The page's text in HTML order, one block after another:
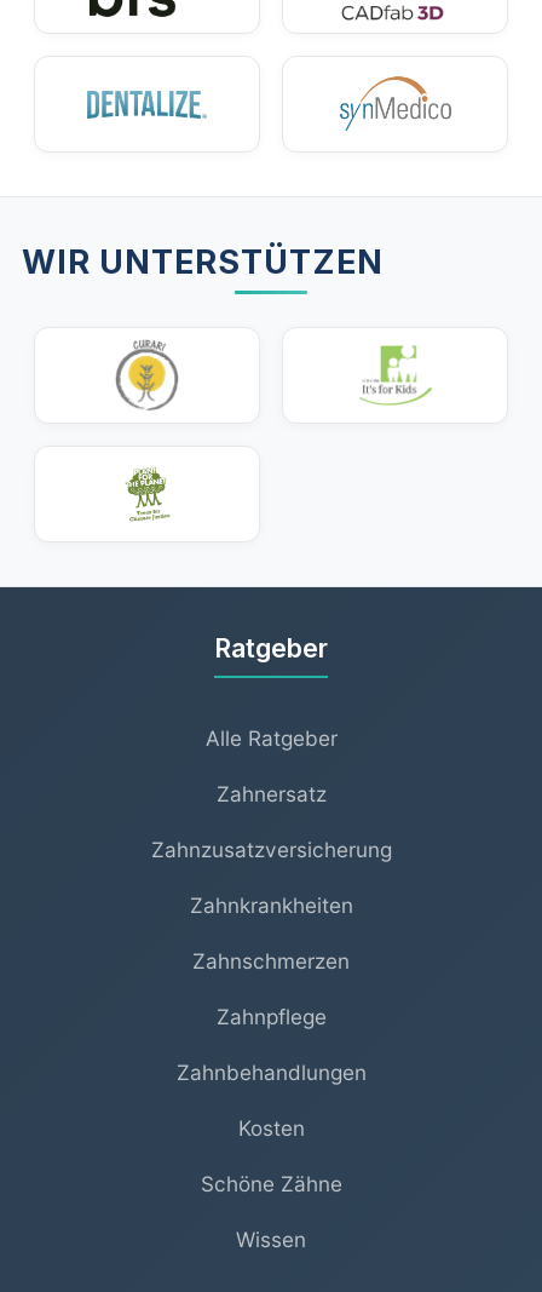
WIR UNTERSTÜTZEN
Ratgeber
Alle Ratgeber
Zahnersatz
Zahnzusatzversicherung
Zahnkrankheiten
Zahnschmerzen
Zahnpflege
Zahnbehandlungen
Kosten
Schöne Zähne
Wissen